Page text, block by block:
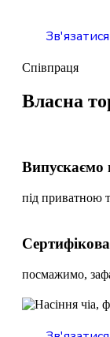
Співпраця
Власна
Випускаємо
під приватною
посмажимо,